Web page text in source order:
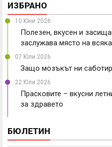
ИЗБРАНО
10 Юни 2026
Полезен, вкусен и
заслужава място на
07 Юли 2026
Защо мозъкът ни
22 Юли 2026
Прасковите – вкусни
за здравето
БЮЛЕТИН